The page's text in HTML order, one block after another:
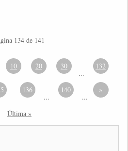
134 de 141
10 20 30
...
132
136
...
140
...
»
Última »